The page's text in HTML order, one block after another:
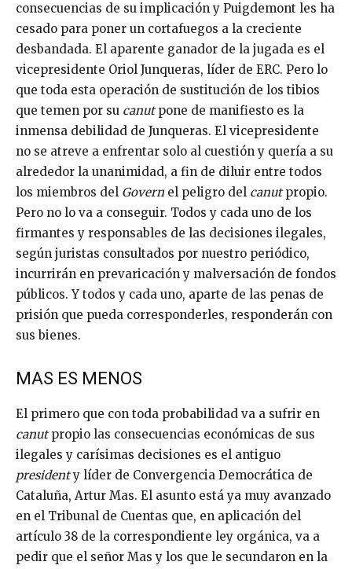
consecuencias de su implicación y Puigdemont les ha
cesado para poner un cortafuegos a la creciente
desbandada. El aparente ganador de la jugada es el
vicepresidente Oriol Junqueras, líder de ERC. Pero lo
que toda esta operación de sustitución de los tibios
que temen por su canutpone de manifiesto es la
inmensa debilidad de Junqueras. El vicepresidente
no se atreve a enfrentar solo al cuestión y quería a su
alrededor la unanimidad, a fin de diluir entre todos
los miembros del Govern el peligro del canutpropio.
Pero no lo va a conseguir. Todos y cada uno de los
firmantes y responsables de las decisiones ilegales,
según juristas consultados por nuestro periódico,
incurrirán en prevaricación y malversación de fondos
públicos. Y todos y cada uno, aparte de las penas de
prisión que pueda corresponderles, responderán con
sus bienes.
MAS ES MENOS
El primero que con toda probabilidad va a sufrir en
canutpropio las consecuencias económicas de sus
ilegales y carísimas decisiones es el antiguo
presidenty líder de Convergencia Democrática de
Cataluña, Artur Mas. El asunto está ya muy avanzado
en el Tribunal de Cuentas que, en aplicación del
artículo 38 de la correspondiente ley orgánica, va a
pedir que el señor Mas y los que le secundaron en la